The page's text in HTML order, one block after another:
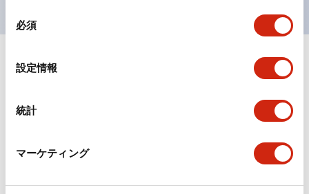
必須
設定情報
統計
マーケティング
仕様 すべて展開 +